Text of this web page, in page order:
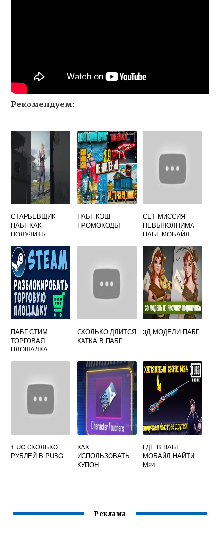
Рекомендуем:
СТАРЬЕВЩИК
ПАБГ КАК
ПОЛУЧИТЬ
ПАБГ КЭШ
ПРОМОКОДЫ
СЕТ МИССИЯ
НЕВЫПОЛНИМА
ПАБГ МОБАЙЛ
ПАБГ СТИМ
ТОРГОВАЯ
ПЛОЩАДКА
СКОЛЬКО ДЛИТСЯ
КАТКА В ПАБГ
3Д МОДЕЛИ ПАБГ
1 UC СКОЛЬКО
РУБЛЕЙ В PUBG
КАК
ИСПОЛЬЗОВАТЬ
КУПОН
ГДЕ В ПАБГ
МОБАЙЛ НАЙТИ
М24
Реклама